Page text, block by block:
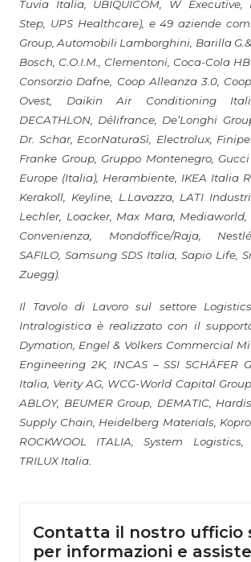
Tuvia Italia, UBIQUICOM, W Executive,
Step, UPS Healthcare), e 49 aziende
Group, Automobili Lamborghini, Barilla
Bosch, C.O.I.M., Clementoni, Coca-Cola
Consorzio Dafne, Coop Alleanza 3.0,
Ovest, Daikin Air Conditioning
DECATHLON, Délifrance, De’Longhi
Dr. Schär, EcorNaturaSì, Electrolux,
Franke Group, Gruppo Montenegro,
Europe (Italia), Herambiente, IKEA Italia
Kerakoll, Keyline, L.Lavazza, LATI
Lechler, Loacker, Max Mara,
Convenienza, Mondoffice/Raja,
SAFILO, Samsung SDS Italia, Sapio Life,
Zuegg).
Il Tavolo di Lavoro sul settore
Intralogistica è realizzato con il
Dymation, Engel & Völkers Commercial
Engineering 2K, INCAS – SSI SCHÄFER
Italia, Verity AG, WCG-World Capital
ABLOY, BEUMER Group, DEMATIC,
Supply Chain, Heidelberg Materials,
ROCKWOOL ITALIA, System Logistics,
TRILUX Italia.
Contatta il nostro ufficio
per informazioni e